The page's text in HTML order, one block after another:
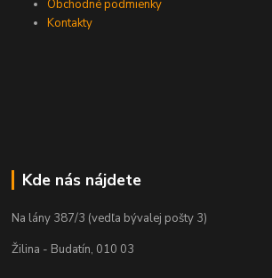
Obchodné podmienky
Kontakty
Kde nás nájdete
Na lány 387/3 (vedľa bývalej pošty 3)
Žilina - Budatín, 010 03